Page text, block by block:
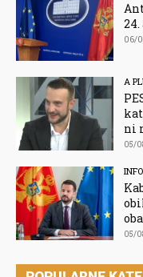
24.
06/
A
ni
05/
INFO
05/